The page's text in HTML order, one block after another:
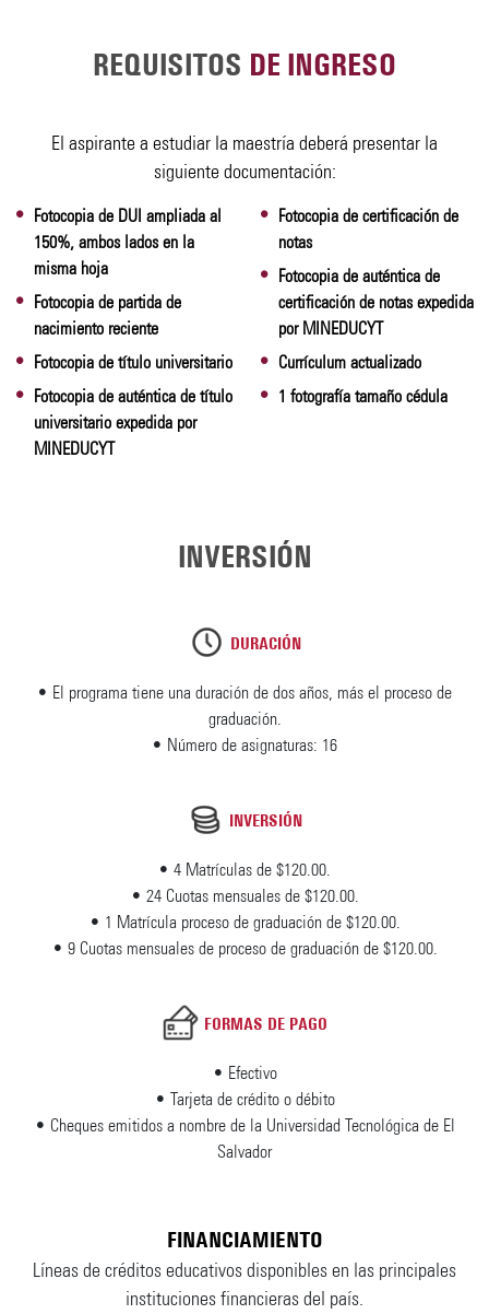
REQUISITOS DE INGRESO
El aspirante a estudiar la maestría deberá presentar la
siguiente documentación:
Fotocopia de DUI ampliada al
150%, ambos lados en la
misma hoja
Fotocopia de partida de
nacimiento reciente
Fotocopia de título universitario
Fotocopia de auténtica de título
universitario expedida por
MINEDUCYT
Fotocopia de certificación de
notas
Fotocopia de auténtica de
certificación de notas expedida
por MINEDUCYT
Currículum actualizado
1 fotografía tamaño cédula
INVERSIÓN
DURACIÓN
• El programa tiene una duración de dos años, más el proceso de
graduación.
• Número de asignaturas: 16
INVERSIÓN
• 4 Matrículas de $120.00.
• 24 Cuotas mensuales de $120.00.
• 1 Matrícula proceso de graduación de $120.00.
• 9 Cuotas mensuales de proceso de graduación de $120.00.
FORMAS DE PAGO
• Efectivo
• Tarjeta de crédito o débito
• Cheques emitidos a nombre de la Universidad Tecnológica de El
Salvador
FINANCIAMIENTO
Líneas de créditos educativos disponibles en las principales
instituciones financieras del país.